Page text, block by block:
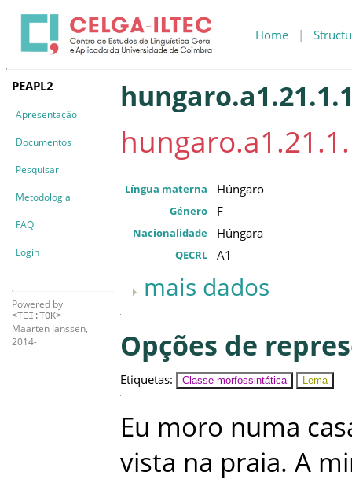
Home |
PEAPL2
Apresentação
Documentos
Pesquisar
Metodologia
FAQ
Login
Powered by
<TEI:TOK>
Maarten Janssen,
2014-
Língua materna Húngaro
Género F
Nacionalidade Húngara
QECRL A1
mais dados
Opções de
Etiquetas: Classe morfossintática Lema
Eu moro numa
vista na praia. A